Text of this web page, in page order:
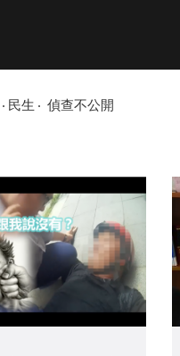
民生 偵查不公開